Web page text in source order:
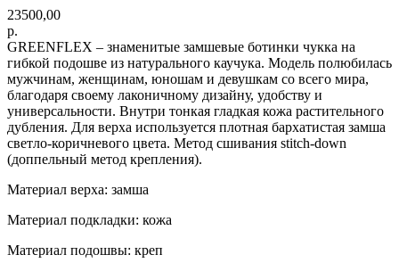
23500,00
р.
GREENFLEX – знаменитые замшевые ботинки чукка на
гибкой подошве из натурального каучука. Модель полюбилась
мужчинам, женщинам, юношам и девушкам со всего мира,
благодаря своему лаконичному дизайну, удобству и
универсальности. Внутри тонкая гладкая кожа растительного
дубления. Для верха используется плотная бархатистая замша
светло-коричневого цвета. Метод сшивания stitch-down
(доппельный метод крепления).
Материал верха: замша
Материал подкладки: кожа
Материал подошвы: креп